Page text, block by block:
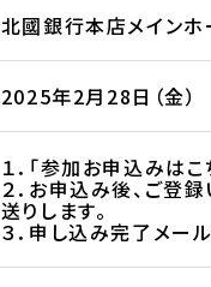
北國銀行本店メイン
2025年2月28日（金）
１．「参加お申込みは
２．お申込み後、ご登
送りします。
３．申し込み完了メー